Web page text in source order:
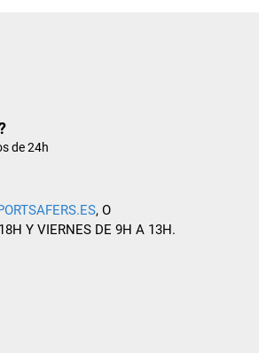
de 24h
, O
Y VIERNES DE 9H A 13H.